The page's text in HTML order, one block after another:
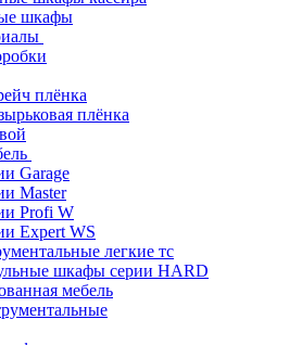
шкафы
плёнка
плёнка
Garage
Master
Profi W
Expert WS
легкие тс
шкафы серии HARD
мебель